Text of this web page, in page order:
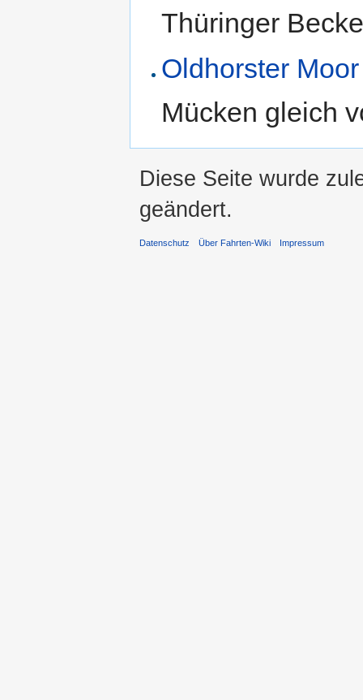
Thüringer
Oldhorster Moor
Mücken gleich
Diese Seite wurde
geändert.
Datenschutz Über Fahrten-Wiki Impressum